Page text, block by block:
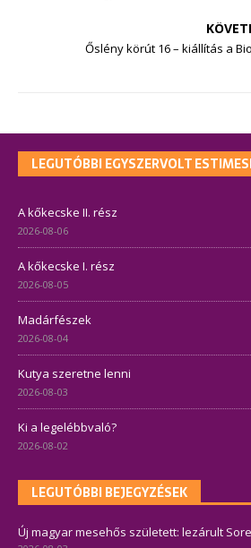
Őslény körút 16 – kiállítás a
LEGUTÓBBI EGYSZERVOLT
A kőkecske II. rész
2026-08-06
A kőkecske I. rész
2026-08-05
Madárfészek
2026-08-04
Kutya szeretne lenni
2026-08-03
Ki a legelébbvaló?
2026-08-02
LEGUTÓBBI BEJEGYZÉSEK
Új magyar mesehős született: lezárult